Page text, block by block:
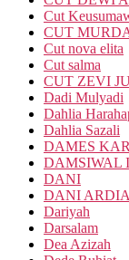
Cut
CUT
Cut nova elita
Cut salma
CUT ZEVI
Dadi Mulyadi
Dahlia
Dahlia Sazali
DAMES
DAMSIWAL
DANI
DANI
Dariyah
Darsalam
Dea Azizah